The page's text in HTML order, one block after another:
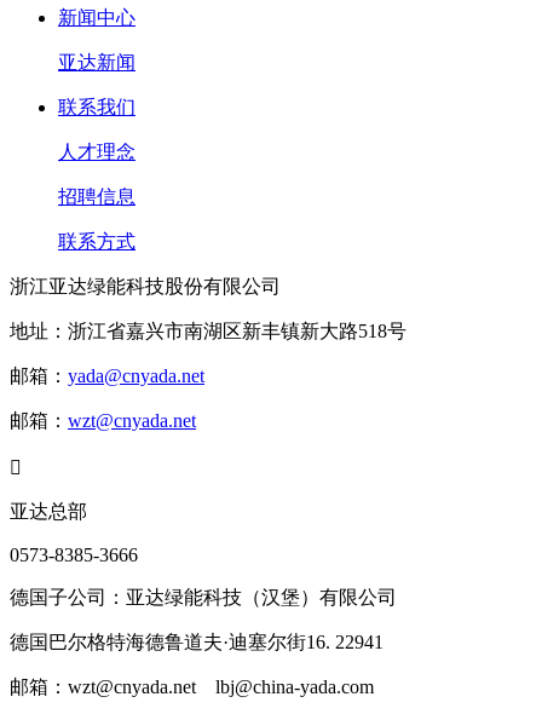
新闻中心
亚达新闻
联系我们
人才理念
招聘信息
联系方式
浙江亚达绿能科技股份有限公司
地址：浙江省嘉兴市南湖区新丰镇新大路518号
邮箱： yada@cnyada.net
邮箱： wzt@cnyada.net

亚达总部
0573-8385-3666
德国子公司：亚达绿能科技（汉堡）有限公司
德国巴尔格特海德鲁道夫·迪塞尔街16. 22941
邮箱：wzt@cnyada.net lbj@china-yada.com